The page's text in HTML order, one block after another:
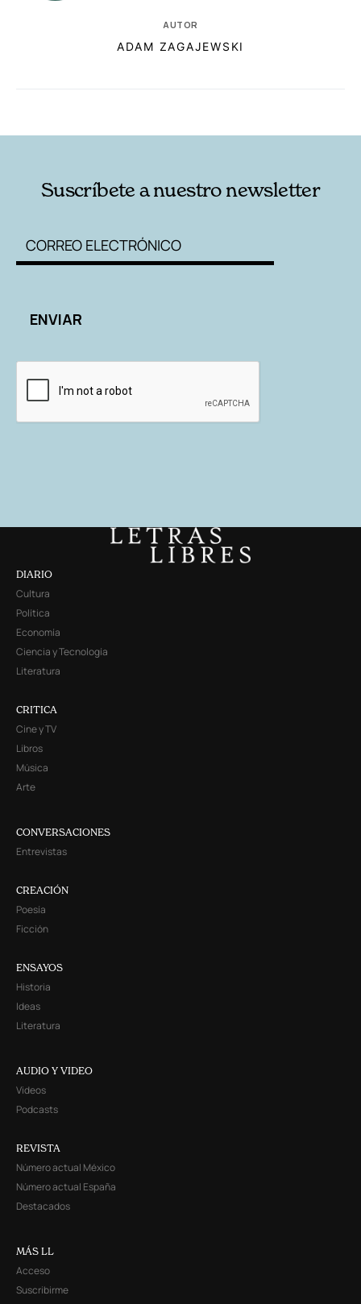
AUTOR
ADAM ZAGAJEWSKI
Suscríbete a nuestro newsletter
DIARIO
Cultura
Política
Economía
Ciencia y Tecnología
Literatura
CRITICA
Cine y TV
Libros
Música
Arte
CONVERSACIONES
Entrevistas
CREACIÓN
Poesía
Ficción
ENSAYOS
Historia
Ideas
Literatura
AUDIO Y VIDEO
Videos
Podcasts
REVISTA
Número actual México
Número actual España
Destacados
MÁS LL
Acceso
Suscribirme